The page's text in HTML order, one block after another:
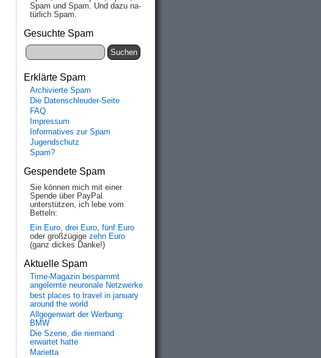
Spam und Spam. Und da­zu na­
tür­lich Spam.
Gesuchte Spam
Erklärte Spam
Archivierte Spam
Die Datenschleuder-Seite
FAQ
Impressum
Informatives zur Spam
Jugendschutz
Spam?
Gespendete Spam
Sie können mich mit einer
Spende über PayPal
unterstützen, ich lebe vom
Betteln:
Ein Euro, drei Euro, fünf Euro
oder großzügige zehn Euro
(ganz dickes Danke!)
Aktuelle Spam
Time-Magazin bespammt
angelernte neuronale Netzwerke
best places to travel in january
around the world
Allgegenwart der Werbung:
BMW
Die Szene, die niemand
erwartet hatte
Marietta